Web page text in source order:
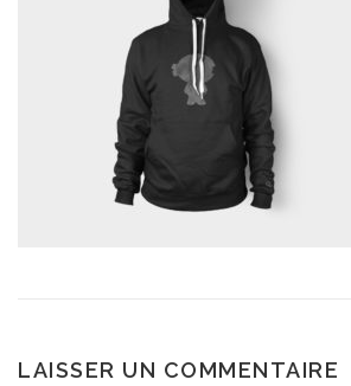
LAISSER UN COMMENTAIRE